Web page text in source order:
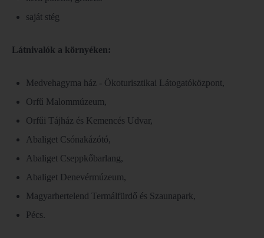
saját stég
Látnivalók a környéken:
Medvehagyma ház - Ökoturisztikai Látogatóközpont,
Orfű Malommúzeum,
Orfűi Tájház és Kemencés Udvar,
Abaliget Csónakázótó,
Abaliget Cseppkőbarlang,
Abaliget Denevérmúzeum,
Magyarhertelend Termálfürdő és Szaunapark,
Pécs.